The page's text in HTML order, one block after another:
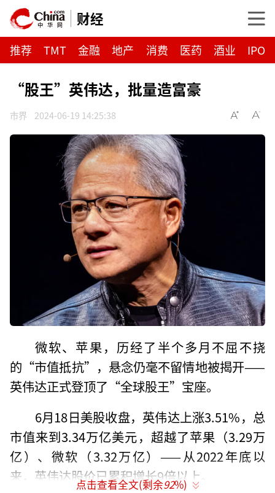
财经
推荐 TMT 金融 地产 消费 医药 酒业 IPO
“股王”英伟达，批量造富豪
市界 2024-06-19 14:25:38
微软、苹果，历经了半个多月不屈不挠
的“市值抵抗”，悬念仍毫不留情地被揭开——
英伟达正式登顶了“全球股王”宝座。
6月18日美股收盘，英伟达上涨3.51%，总
市值来到3.34万亿美元，超越了苹果（3.29万
亿）、微软（3.32万亿）——从2022年底以
来，英伟达股价已累积增长9倍以上。
点击查看全文(剩余92%)